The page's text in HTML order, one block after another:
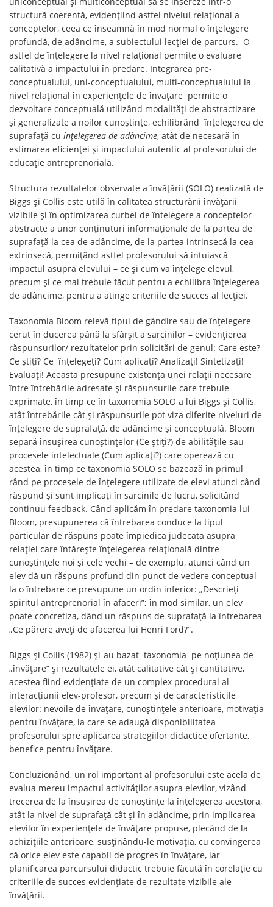
structură coerentă, evidențiind astfel nivelul relațional a
conceptelor, ceea ce înseamnă în mod normal o înțelegere
profundă, de adâncime, a subiectului lecției de parcurs. O
astfel de înțelegere la nivel relațional permite o evaluare
calitativă a impactului în predare. Integrarea pre-
conceptualului, uni-conceptualului, multi-conceptualului la
nivel relațional în experiențele de învățare permite o
dezvoltare conceptuală utilizând modalități de abstractizare
și generalizate a noilor cunoștințe, echilibrând înțelegerea de
suprafață cu înțelegerea de adâncime, atât de necesară în
estimarea eficienței și impactului autentic al profesorului de
educație antreprenorială.
Structura rezultatelor observate a învățării (SOLO) realizată de
Biggs și Collis este utilă în calitatea structurării învățării
vizibile și în optimizarea curbei de întelegere a conceptelor
abstracte a unor conținuturi informaționale de la partea de
suprafață la cea de adâncime, de la partea intrinsecă la cea
extrinsecă, permițând astfel profesorului să intuiască
impactul asupra elevului – ce și cum va înțelege elevul,
precum și ce mai trebuie făcut pentru a echilibra înțelegerea
de adâncime, pentru a atinge criteriile de succes al lecției.
Taxonomia Bloom relevă tipul de gândire sau de înțelegere
cerut în ducerea până la sfârșit a sarcinilor – evidențierea
răspunsurilor/ rezultatelor prin solicitări de genul: Care este?
Ce știți? Ce înțelegeți? Cum aplicați? Analizați! Sintetizați!
Evaluați! Aceasta presupune existența unei relații necesare
între întrebările adresate și răspunsurile care trebuie
exprimate, în timp ce în taxonomia SOLO a lui Biggs și Collis,
atât întrebările cât și răspunsurile pot viza diferite niveluri de
înțelegere de suprafață, de adâncime și conceptuală. Bloom
separă însușirea cunoștințelor (Ce știți?) de abilitățile sau
procesele intelectuale (Cum aplicați?) care operează cu
acestea, în timp ce taxonomia SOLO se bazează în primul
rând pe procesele de înțelegere utilizate de elevi atunci când
răspund și sunt implicați în sarcinile de lucru, solicitând
continuu feedback. Când aplicăm în predare taxonomia lui
Bloom, presupunerea că întrebarea conduce la tipul
particular de răspuns poate împiedica judecata asupra
relației care întărește înțelegerea relațională dintre
cunoștințele noi și cele vechi – de exemplu, atunci când un
elev dă un răspuns profund din punct de vedere conceptual
la o întrebare ce presupune un ordin inferior: „Descrieți
spiritul antreprenorial în afaceri”; în mod similar, un elev
poate concretiza, dând un răspuns de suprafață la întrebarea
„Ce părere aveți de afacerea lui Henri Ford?”.
Biggs și Collis (1982) și-au bazat taxonomia pe noțiunea de
„învățare” și rezultatele ei, atât calitative cât și cantitative,
acestea fiind evidențiate de un complex procedural al
interacțiunii elev-profesor, precum și de caracteristicile
elevilor: nevoile de învățare, cunoștințele anterioare, motivația
pentru învățare, la care se adaugă disponibilitatea
profesorului spre aplicarea strategiilor didactice ofertante,
benefice pentru învățare.
Concluzionând, un rol important al profesorului este acela de
evalua mereu impactul activităților asupra elevilor, vizând
trecerea de la însușirea de cunoștințe la înțelegerea acestora,
atât la nivel de suprafață cât și în adâncime, prin implicarea
elevilor în experiențele de învățare propuse, plecând de la
achizițiile anterioare, susținându-le motivația, cu convingerea
că orice elev este capabil de progres în învățare, iar
planificarea parcursului didactic trebuie făcută în corelație cu
criteriile de succes evidențiate de rezultate vizibile ale
învățării.